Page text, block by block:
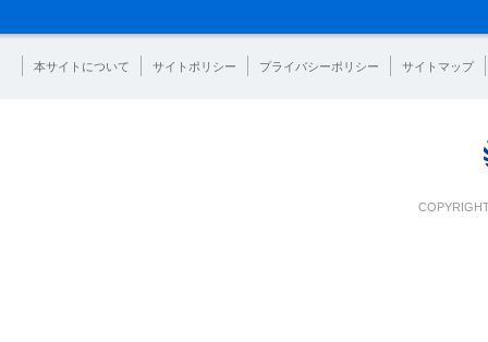
本サイトについて サイトポリシー プライバシーポリシー サイトマップ